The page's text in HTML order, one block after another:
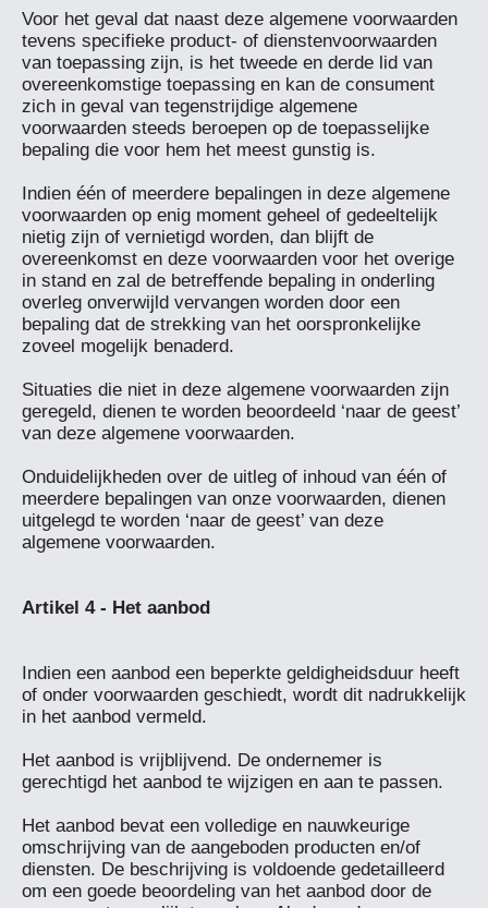
Voor het geval dat naast deze algemene voorwaarden
tevens specifieke product- of dienstenvoorwaarden
van toepassing zijn, is het tweede en derde lid van
overeenkomstige toepassing en kan de consument
zich in geval van tegenstrijdige algemene
voorwaarden steeds beroepen op de toepasselijke
bepaling die voor hem het meest gunstig is.
Indien één of meerdere bepalingen in deze algemene
voorwaarden op enig moment geheel of gedeeltelijk
nietig zijn of vernietigd worden, dan blijft de
overeenkomst en deze voorwaarden voor het overige
in stand en zal de betreffende bepaling in onderling
overleg onverwijld vervangen worden door een
bepaling dat de strekking van het oorspronkelijke
zoveel mogelijk benaderd.
Situaties die niet in deze algemene voorwaarden zijn
geregeld, dienen te worden beoordeeld ‘naar de geest’
van deze algemene voorwaarden.
Onduidelijkheden over de uitleg of inhoud van één of
meerdere bepalingen van onze voorwaarden, dienen
uitgelegd te worden ‘naar de geest’ van deze
algemene voorwaarden.
Indien een aanbod een beperkte geldigheidsduur heeft
of onder voorwaarden geschiedt, wordt dit nadrukkelijk
in het aanbod vermeld.
Het aanbod is vrijblijvend. De ondernemer is
gerechtigd het aanbod te wijzigen en aan te passen.
Het aanbod bevat een volledige en nauwkeurige
omschrijving van de aangeboden producten en/of
diensten. De beschrijving is voldoende gedetailleerd
om een goede beoordeling van het aanbod door de